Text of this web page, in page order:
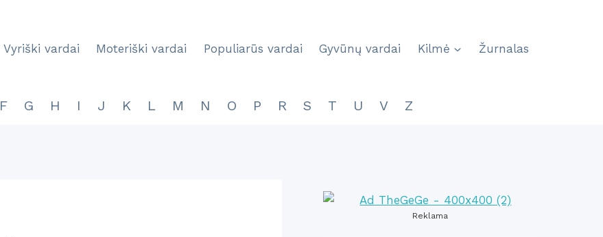
Vyriški vardai Moteriški vardai Populiarūs vardai Gyvūnų vardai Kilmė Žurnalas
F G H I J K L M N O P R S T U V Z
Reklama